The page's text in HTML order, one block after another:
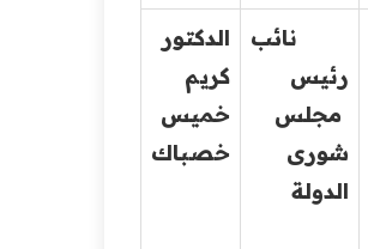
نائب
رئيس
مجلس
شورى
الدولة
الدكتور
كريم
خميس
خصباك